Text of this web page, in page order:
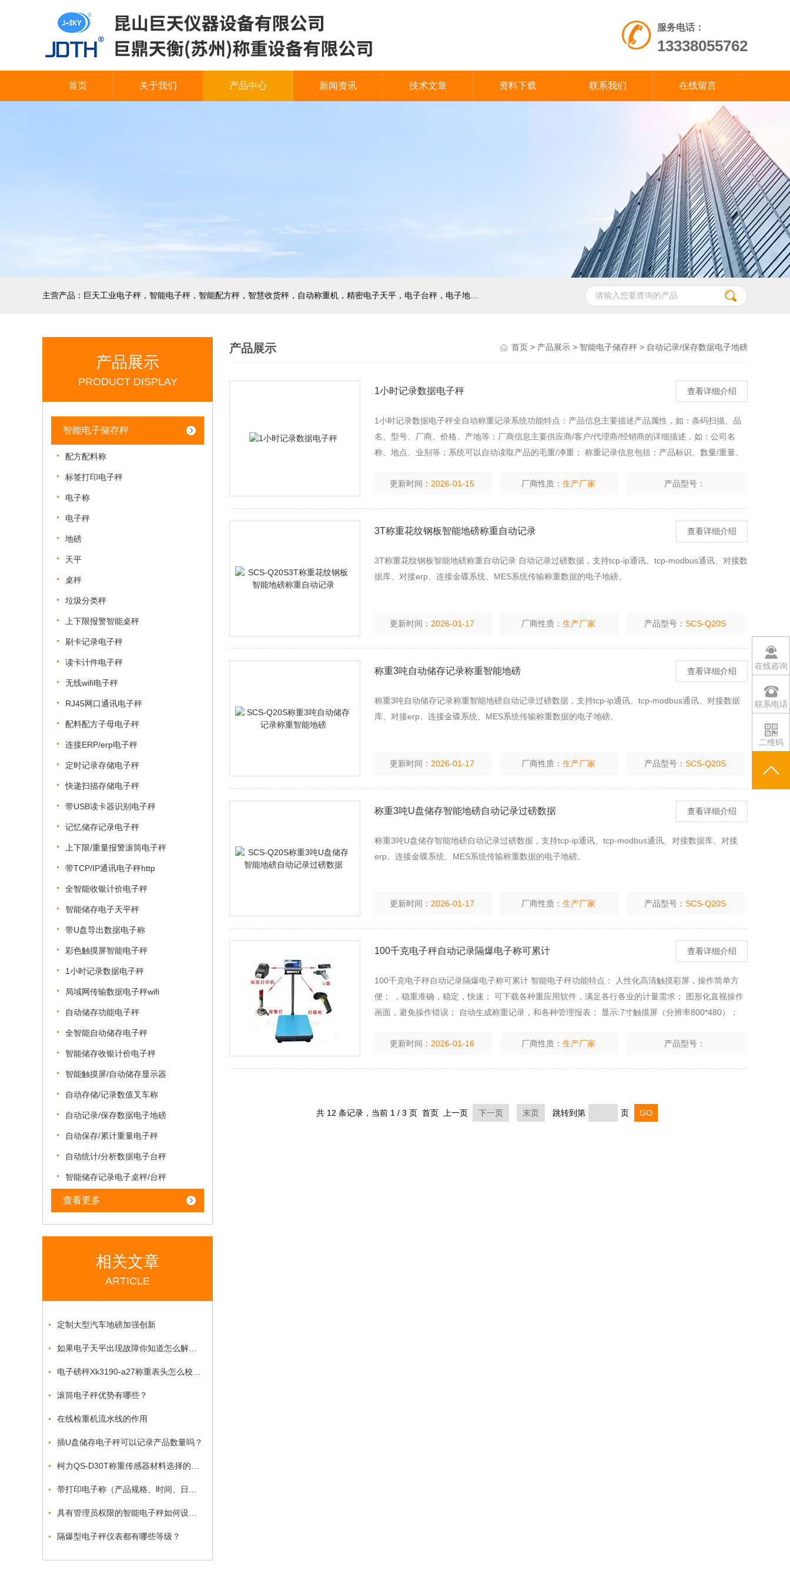
服务电话：
13338055762
首页 关于我们 产品中心 新闻资讯 技术文章 资料下载 联系我们 在线留言
产品展示
PRODUCT DISPLAY
智能电子储存秤
配方配料称
标签打印电子秤
电子称
电子秤
地磅
天平
桌秤
垃圾分类秤
上下限报警智能桌秤
刷卡记录电子秤
读卡计件电子秤
无线wifi电子秤
RJ45网口通讯电子秤
配料配方子母电子秤
连接ERP/erp电子秤
定时记录存储电子秤
快递扫描存储电子秤
带USB读卡器识别电子秤
记忆储存记录电子秤
上下限/重量报警滚筒电子秤
带TCP/IP通讯电子秤http
全智能收银计价电子秤
智能储存电子天平秤
带U盘导出数据电子称
彩色触摸屏智能电子秤
1小时记录数据电子秤
局域网传输数据电子秤wifi
自动储存功能电子秤
全智能自动储存电子秤
智能储存收银计价电子秤
智能触摸屏/自动储存显示器
自动存储/记录数值叉车称
自动记录/保存数据电子地磅
自动保存/累计重量电子秤
自动统计/分析数据电子台秤
智能储存记录电子桌秤/台秤
查看更多
相关文章
ARTICLE
定制大型汽车地磅加强创新
滚筒电子秤优势有哪些？
在线检重机流水线的作用
插U盘储存电子秤可以记录产品数量吗？
隔爆型电子秤仪表都有哪些等级？
产品展示 首页 > 产品展示 > 智能电子储存秤 > 自动记录/保存数据电子地磅
1小时记录数据电子秤 查看详细介绍
1小时记录数据电子秤全自动称重记录系统功能特点：产品信息主要描述产品属性，如：条码扫描、品
名、型号、厂商、价格、产地等；厂商信息主要供应商/客户/代理商/经销商的详细描述，如：公司名
称、地点、业别等；系统可以自动读取产品的毛重/净重； 称重记录信息包括：产品标识、数量/重量、
更新时间： 2026-01-15 厂商性质：生产厂家 产品型号：
3T称重花纹钢板智能地磅称重自动记录 查看详细介绍
3T称重花纹钢板智能地磅称重自动记录 自动记录过磅数据，支持tcp-ip通讯、tcp-modbus通讯、对接数
据库、对接erp、连接金碟系统、MES系统传输称重数据的电子地磅。
更新时间： 2026-01-17 厂商性质：生产厂家 产品型号： SCS-Q20S
称重3吨自动储存记录称重智能地磅 查看详细介绍
称重3吨自动储存记录称重智能地磅自动记录过磅数据，支持tcp-ip通讯、tcp-modbus通讯、对接数据
库、对接erp、连接金碟系统、MES系统传输称重数据的电子地磅。
更新时间： 2026-01-17 厂商性质：生产厂家 产品型号： SCS-Q20S
称重3吨U盘储存智能地磅自动记录过磅数据 查看详细介绍
称重3吨U盘储存智能地磅自动记录过磅数据，支持tcp-ip通讯、tcp-modbus通讯、对接数据库、对接
erp、连接金碟系统、MES系统传输称重数据的电子地磅。
更新时间： 2026-01-17 厂商性质：生产厂家 产品型号： SCS-Q20S
100千克电子秤自动记录隔爆电子称可累计 查看详细介绍
100千克电子秤自动记录隔爆电子称可累计 智能电子秤功能特点： 人性化高清触摸彩屏，操作简单方
便； ，稳重准确，稳定，快速； 可下载各种重应用软件，满足各行各业的计量需求； 图形化直视操作
画面，避免操作错误； 自动生成称重记录，和各种管理报表； 显示:7寸触摸屏（分辨率800*480）；
更新时间： 2026-01-16 厂商性质：生产厂家 产品型号：
共 12 条记录，当前 1 / 3 页 首页 上一页 下一页 末页 跳转到第 页
在线咨询
联系电话
二维码